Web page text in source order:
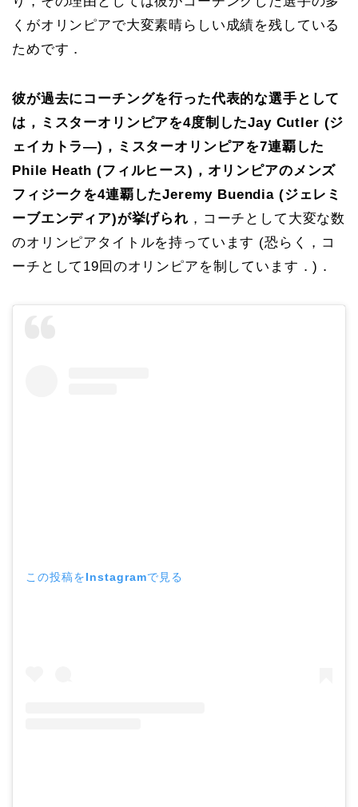
くがオリンピアで大変素晴らしい成績を残している
ためです．
彼が過去にコーチングを行った代表的な選手として
は，ミスターオリンピアを4度制したJay Cutler (ジ
ェイカトラ―)，ミスターオリンピアを7連覇した
Phile Heath (フィルヒース)，オリンピアのメンズ
フィジークを4連覇したJeremy Buendia (ジェレミ
ーブエンディア)が挙げられ ，コーチとして大変な数
のオリンピアタイトルを持っています (恐らく，コ
ーチとして19回のオリンピアを制しています．)．
この投稿をInstagramで見る